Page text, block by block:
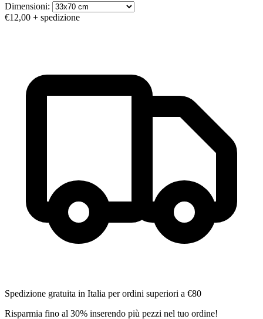
Dimensioni:
€12,00 + spedizione
Spedizione gratuita in Italia per ordini superiori a €80
Risparmia fino al 30% inserendo più pezzi nel tuo ordine!